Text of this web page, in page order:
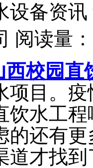
设备资讯
阅读量：
西校园直
项目。
饮水工
的还有
道才找